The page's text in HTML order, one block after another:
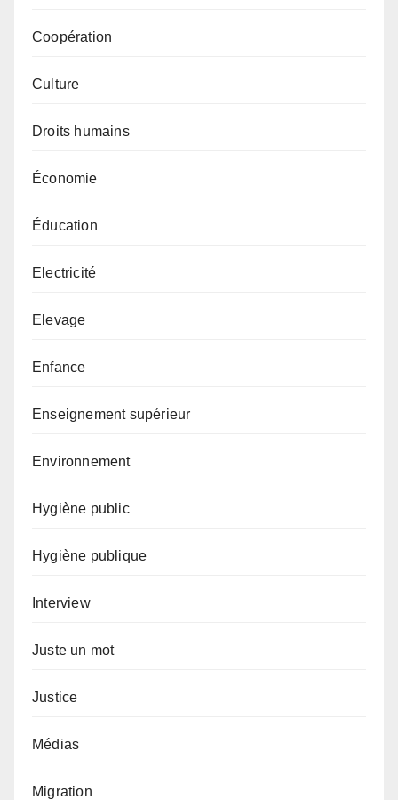
Coopération
Culture
Droits humains
Économie
Éducation
Electricité
Elevage
Enfance
Enseignement supérieur
Environnement
Hygiène public
Hygiène publique
Interview
Juste un mot
Justice
Médias
Migration